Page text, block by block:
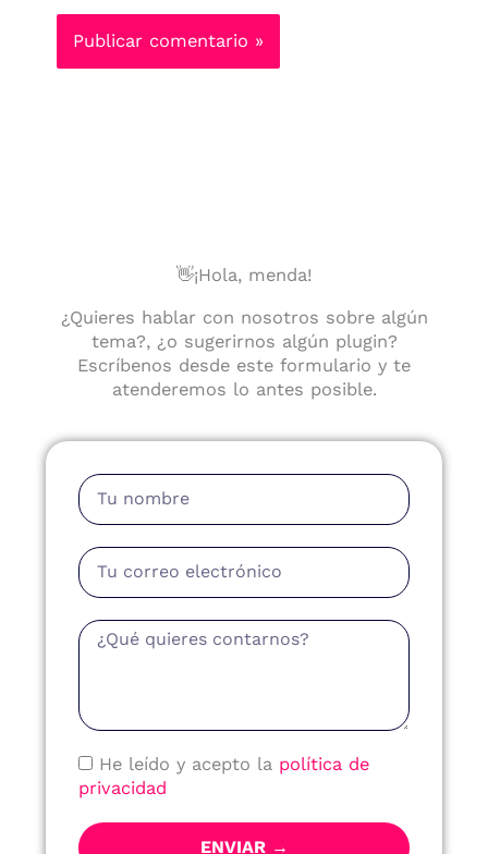
👋¡Hola, menda!
¿Quieres hablar con nosotros sobre algún
tema?, ¿o sugerirnos algún plugin?
Escríbenos desde este formulario y te
atenderemos lo antes posible.
Nombre
Email
Mensaje
Política
de
He leído y acepto la política de
privacidad
ENVIAR →